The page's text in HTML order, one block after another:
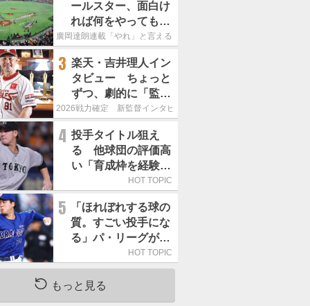
ールスター、面白け
れば何をやってもい
いという発想は大間
廣岡達朗連載「やれ」と言える信念
3 楽天・吉井理人イン
タビュー ちょっと
ずつ、劇的に「監督
が代わると何もかも
は、チームにとって
良くないことなんで
す」
2026戦力確定 新監督インタビュー
4 投手タイトル狙え
る 他球団の評価高
い「育成枠を経験し
た巨人の左腕」は
HOT TOPIC
5
「ほれぼれする球の
質。すごい投手にな
る」パ・リーグが驚
いた「中日の左腕」
は
HOT TOPIC
もっと見る